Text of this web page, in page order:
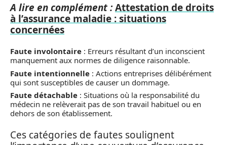
A lire en complément :Attestation de droits
à l’assurance maladie : situations
concernées
Faute involontaire : Erreurs résultant d’un inconscient
manquement aux normes de diligence raisonnable.
Faute intentionnelle : Actions entreprises délibérément
qui sont susceptibles de causer un dommage.
Faute détachable : Situations où la responsabilité du
médecin ne relèverait pas de son travail habituel ou en
dehors de son établissement.
Ces catégories de fautes soulignent